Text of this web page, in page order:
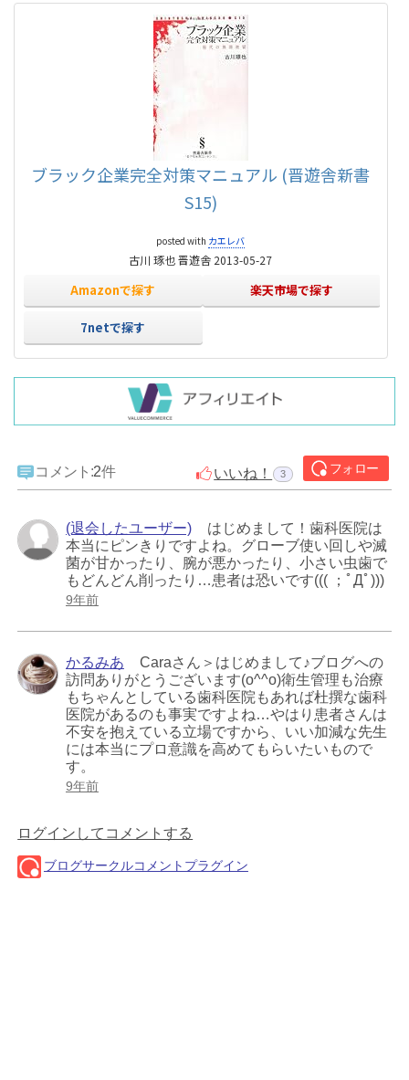
ブラック企業完全対策マニュアル (晋遊舎新書
S15)
posted with カエレバ
古川 琢也 晋遊舎 2013-05-27
Amazonで探す 楽天市場で探す
7netで探す